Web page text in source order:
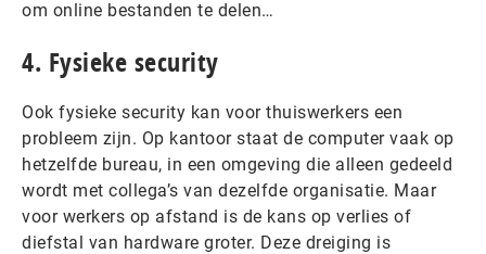
om online bestanden te delen…
4. Fysieke security
Ook fysieke security kan voor thuiswerkers een
probleem zijn. Op kantoor staat de computer vaak op
hetzelfde bureau, in een omgeving die alleen gedeeld
wordt met collega’s van dezelfde organisatie. Maar
voor werkers op afstand is de kans op verlies of
diefstal van hardware groter. Deze dreiging is